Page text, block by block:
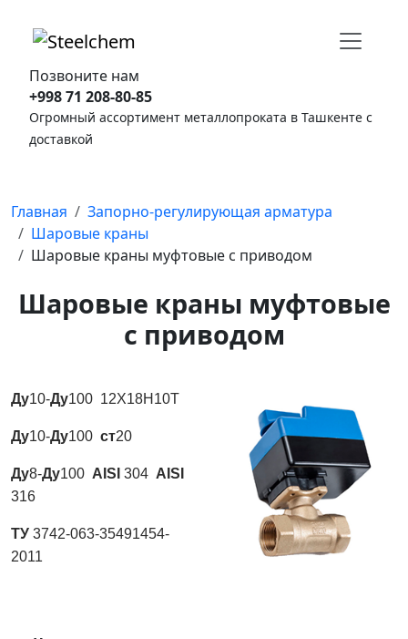
Позвоните нам
+998 71 208-80-85
Огромный ассортимент металлопроката в Ташкенте с
доставкой
Главная
Запорно-регулирующая арматура
Шаровые краны
Шаровые краны муфтовые с приводом
Шаровые краны муфтовые
с приводом
Ду10-Ду100 12Х18Н10Т
Ду10-Ду100 ст20
Ду8-Ду100 AISI 304 AISI
316
ТУ 3742-063-35491454-
2011